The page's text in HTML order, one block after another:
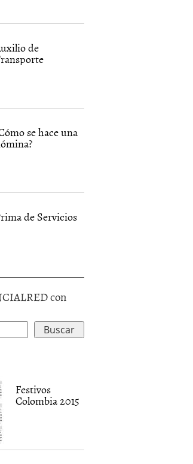
de
se hace una
de Servicios
con
Festivos
Colombia 2015